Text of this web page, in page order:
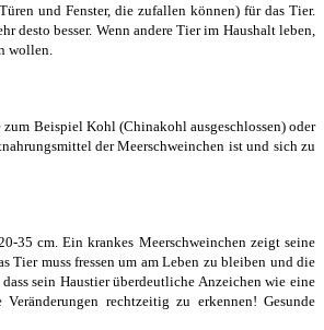
und Fenster, die zufallen können) für das Tier.
desto besser. Wenn andere Tier im Haushalt leben,
wollen.
zum Beispiel Kohl (Chinakohl ausgeschlossen) oder
der Meerschweinchen ist und sich zu
35 cm. Ein krankes Meerschweinchen zeigt seine
muss fressen um am Leben zu bleiben und die
sein Haustier überdeutliche Anzeichen wie eine
rechtzeitig zu erkennen! Gesunde